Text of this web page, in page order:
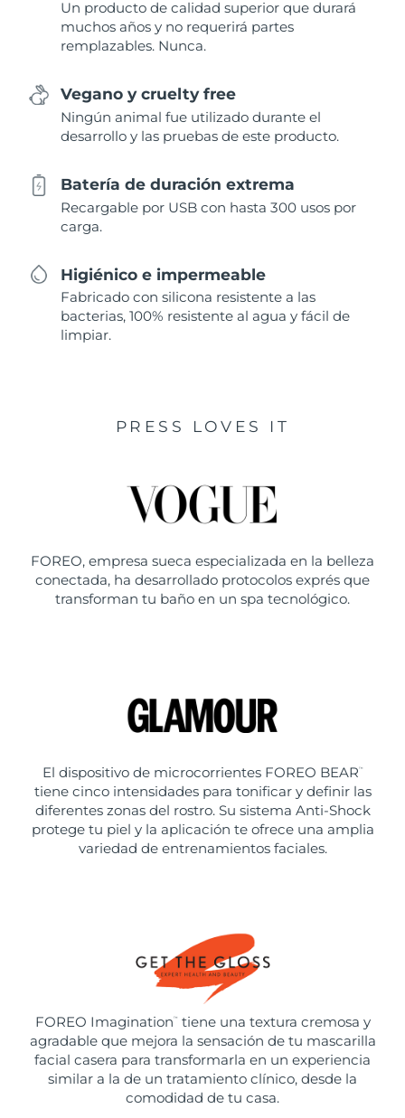
Un producto de calidad superior que durará
muchos años y no requerirá partes
remplazables. Nunca.
Vegano y cruelty free
Ningún animal fue utilizado durante el
desarrollo y las pruebas de este producto.
Batería de duración extrema
Recargable por USB con hasta 300 usos por
carga.
Higiénico e impermeable
Fabricado con silicona resistente a las
bacterias, 100% resistente al agua y fácil de
limpiar.
PRESS LOVES IT
FOREO, empresa sueca especializada en la belleza
conectada, ha desarrollado protocolos exprés que
transforman tu baño en un spa tecnológico.
El dispositivo de microcorrientes FOREO BEAR ™
tiene cinco intensidades para tonificar y definir las
diferentes zonas del rostro. Su sistema Anti-Shock
protege tu piel y la aplicación te ofrece una amplia
variedad de entrenamientos faciales.
FOREO Imagination ™
tiene una textura cremosa y
agradable que mejora la sensación de tu mascarilla
facial casera para transformarla en un experiencia
similar a la de un tratamiento clínico, desde la
comodidad de tu casa.